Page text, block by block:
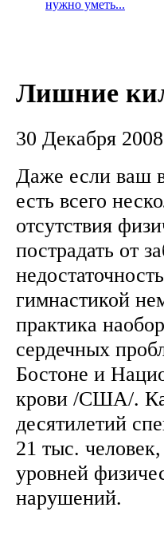
нужно уметь...
Лишние
30 Декабря 2008
Даже если ваш
есть всего
отсутствия
пострадать от
гимнастикой
практика
сердечных
Бостоне и
крови /США/.
десятилетий
21 тыс.
уровней
нарушений.